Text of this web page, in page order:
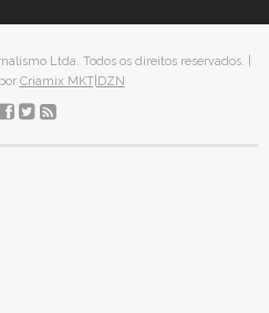
Ltda. Todos os direitos reservados. |
Criamix MKT|DZN